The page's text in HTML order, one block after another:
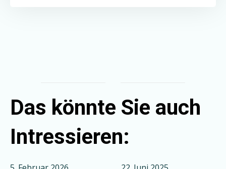
Das könnte Sie auch
Intressieren: